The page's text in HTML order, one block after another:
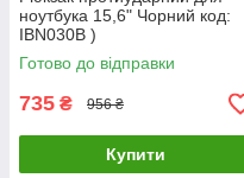
ноутбука 15,6" Чорний код:
IBN030B )
Готово до відправки
735 ₴ 956 ₴
Купити